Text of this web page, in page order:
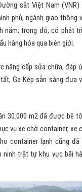
sắt Việt Nam (VNR)
phủ, ngành giao thông
năm; trong đó, có phát
hàng hóa qua biên giới.
nâng cấp sửa chữa, đáp
Ga Kép sẵn sàng đưa
30.000 m2 đã được bê
vụ xe chở container, xe
container lạnh cũng đã
trật tự khu vực bãi